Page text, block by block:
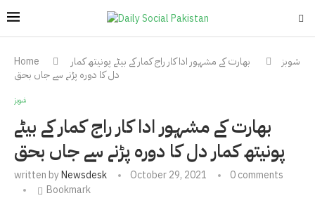
Home شوبز
بھارت کے مشہور ادا کار راج کمار کے بیٹے پونیتھ کمار
دل کا دورہ پڑنے سے جاں بحق
شوبز
بھارت کے مشہور ادا کار راج کمار کے بیٹے
پونیتھ کمار دل کا دورہ پڑنے سے جاں بحق
written byNewsdesk October 29, 2021
0 comments
Bookmark